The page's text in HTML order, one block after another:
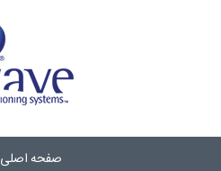
صفحه اصلی